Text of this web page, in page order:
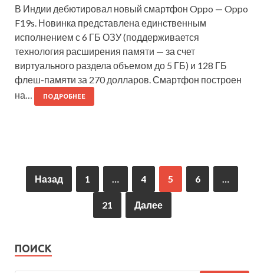
В Индии дебютировал новый смартфон Oppo — Oppo
F19s. Новинка представлена единственным
исполнением с 6 ГБ ОЗУ (поддерживается
технология расширения памяти — за счет
виртуального раздела объемом до 5 ГБ) и 128 ГБ
флеш-памяти за 270 долларов. Смартфон построен
на…
ПОДРОБНЕЕ
Назад 1 4 5 6
21 Далее
ПОИСК